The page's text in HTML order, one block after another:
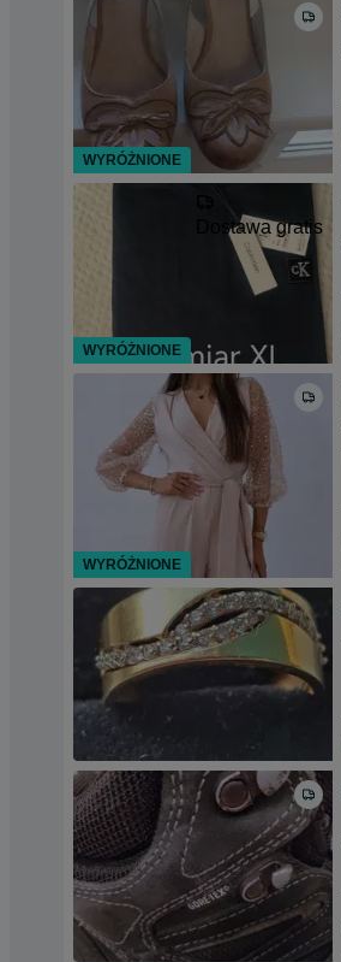
Dostawa gratis
WYRÓŻNIONE
WYRÓŻNIONE
WYRÓŻNIONE